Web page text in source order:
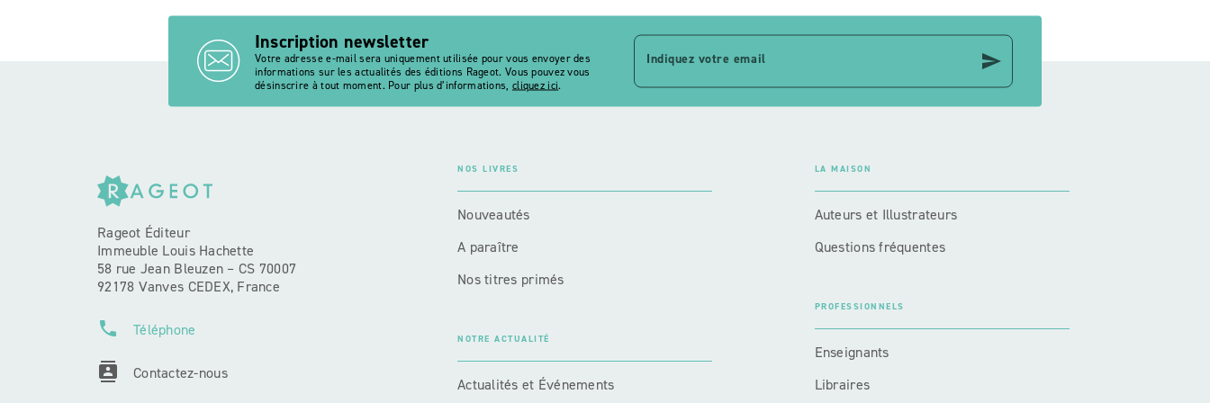
Inscription newsletter
Votre adresse e-mail sera uniquement utilisée pour vous envoyer des
informations sur les actualités des éditions Rageot. Vous pouvez vous
désinscrire à tout moment. Pour plus d’informations, cliquez ici.
Indiquez votre email send
Rageot Éditeur
Immeuble Louis Hachette
58 rue Jean Bleuzen – CS 70007
92178 Vanves CEDEX, France
phone Téléphone
contacts Contactez-nous
NOS LIVRES
Nouveautés
A paraître
Nos titres primés
NOTRE ACTUALITÉ
Actualités et Événements
LA MAISON
Auteurs et Illustrateurs
Questions fréquentes
PROFESSIONNELS
Enseignants
Libraires